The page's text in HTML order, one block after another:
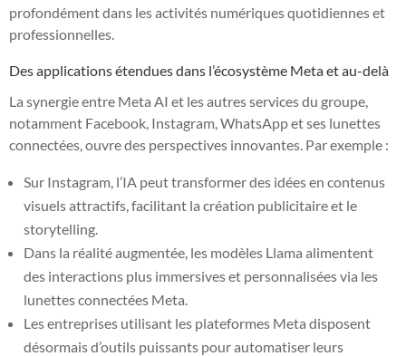
profondément dans les activités numériques quotidiennes et
professionnelles.
Des applications étendues dans l’écosystème Meta et au-delà
La synergie entre Meta AI et les autres services du groupe,
notamment Facebook, Instagram, WhatsApp et ses lunettes
connectées, ouvre des perspectives innovantes. Par exemple :
Sur Instagram, l’IA peut transformer des idées en contenus
visuels attractifs, facilitant la création publicitaire et le
storytelling.
Dans la réalité augmentée, les modèles Llama alimentent
des interactions plus immersives et personnalisées via les
lunettes connectées Meta.
Les entreprises utilisant les plateformes Meta disposent
désormais d’outils puissants pour automatiser leurs